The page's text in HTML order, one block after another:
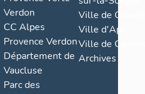
Verdon
CC Alpes
Provence Verdon
Département de
Vaucluse
Parc des
Ville de Grasse
Ville d'Apt
Ville de
Archives